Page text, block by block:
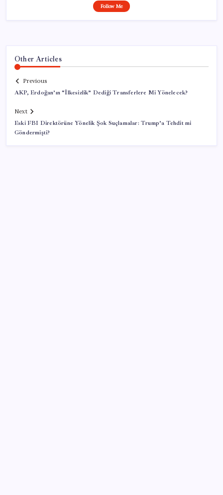
Follow Me
Other Articles
Previous
AKP, Erdoğan’ın “İlkesizlik” Dediği Transferlere Mi Yönelecek?
Next
Eski FBI Direktörüne Yönelik Şok Suçlamalar: Trump’a Tehdit mi
Göndermişti?